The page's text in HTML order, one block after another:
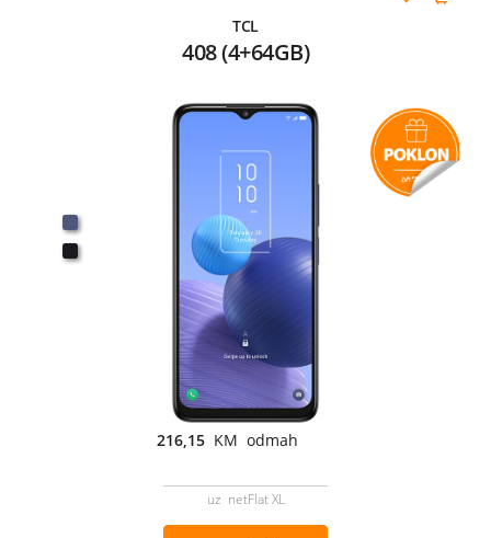
TCL
408 (4+64GB)
216,15 KM odmah
uz netFlat XL